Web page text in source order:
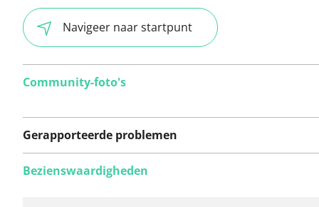
Navigeer naar startpunt
Community-foto's
Gerapporteerde problemen
Bezienswaardigheden